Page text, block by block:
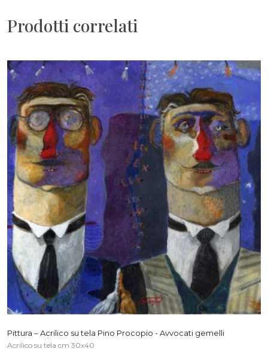
Prodotti correlati
Pittura – Acrilico su tela Pino Procopio - Avvocati gemelli
Acrilico su tela cm 30x40